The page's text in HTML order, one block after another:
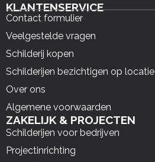
KLANTENSERVICE
Contact formulier
Veelgestelde vragen
Schilderij kopen
Schilderijen bezichtigen op locatie
Over ons
Algemene voorwaarden
ZAKELIJK & PROJECTEN
Schilderijen voor bedrijven
Projectinrichting